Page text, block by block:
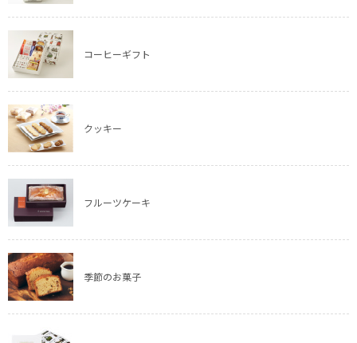
コーヒーギフト
クッキー
フルーツケーキ
季節のお菓子